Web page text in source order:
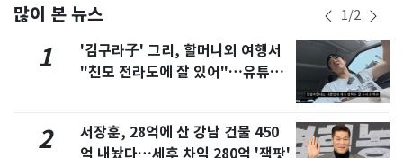
많이 본 뉴스 1/2
1
'김구라子' 그리, 할머니외 여행서
"친모 전라도에 잘 있어"…유튜브
2
서장훈, 28억에 산 강남 건물 450